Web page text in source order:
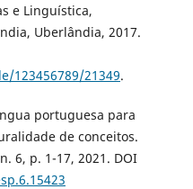
e Linguística,
Uberlândia, 2017.
123456789/21349.
portuguesa para
de conceitos.
6, p. 1-17, 2021. DOI